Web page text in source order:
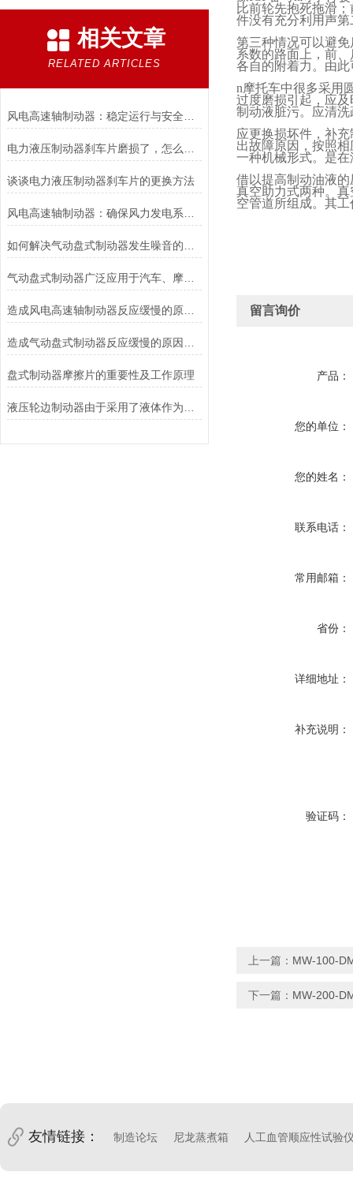
相关文章
RELATED ARTICLES
谈谈电力液压制动器刹车片的更换方法
气动盘式制动器广泛应用于汽车、摩托车和自行车等交通工具中
造成风电高速轴制动器反应缓慢的原因有哪些？
盘式制动器摩擦片的重要性及工作原理
比前轮先抱死拖滑
件没有充分利用声
第三种情况可以避
系数的路面上，前
各自的附着力。由
n摩托车中很多采用
过度磨损引起，应
制动液脏污。应清
应更换损坏件，补
出故障原因，按照
一种机械形式。是
借以提高制动油液
真空助力式两种。
空管道所组成。其
留言询价
产品：
您的单位：
您的姓名：
联系电话：
常用邮箱：
省份：
详细地址：
补充说明：
验证码：
上一篇： MW-100-
下一篇： MW-200-
友情链接： 制造论坛 尼龙蒸煮箱 人工血管顺应性试验